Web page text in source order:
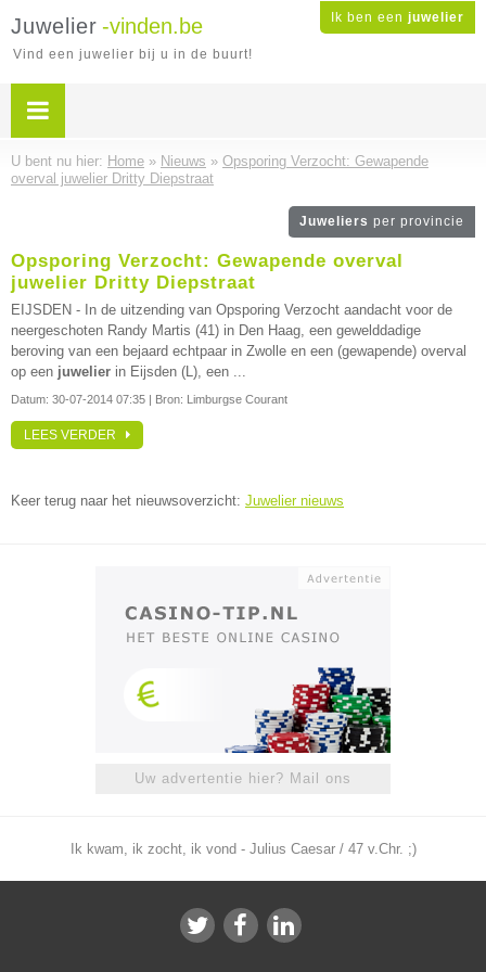
Ik ben een juwelier
Juwelier -vinden.be
Vind een juwelier bij u in de buurt!
U bent nu hier: Home » Nieuws » Opsporing Verzocht: Gewapende
overval juwelier Dritty Diepstraat
Juweliers per provincie
Opsporing Verzocht: Gewapende overval
juwelier Dritty Diepstraat
EIJSDEN - In de uitzending van Opsporing Verzocht aandacht voor de
neergeschoten Randy Martis (41) in Den Haag, een gewelddadige
beroving van een bejaard echtpaar in Zwolle en een (gewapende) overval
op een juwelier in Eijsden (L), een ...
Datum: 30-07-2014 07:35 | Bron: Limburgse Courant
LEES VERDER
Keer terug naar het nieuwsoverzicht: Juwelier nieuws
Uw advertentie hier? Mail ons
Ik kwam, ik zocht, ik vond - Julius Caesar / 47 v.Chr. ;)